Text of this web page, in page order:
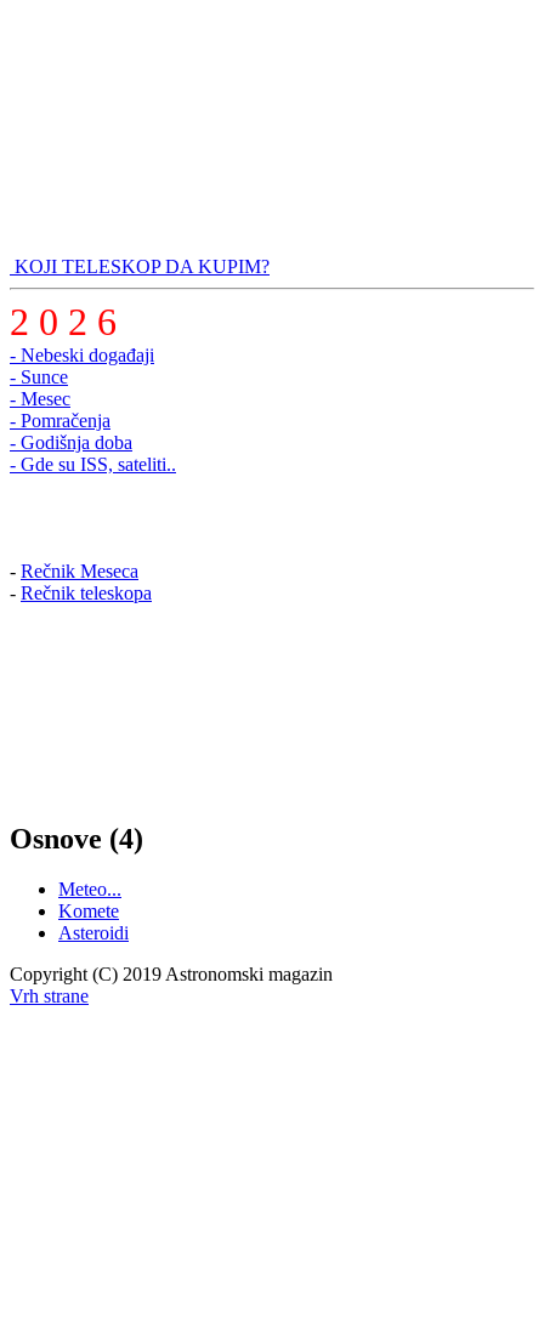
KOJI TELESKOP DA KUPIM?
2 0 2 6
- Nebeski događaji
- Sunce
- Mesec
- Pomračenja
- Godišnja doba
- Gde su ISS, sateliti..
- Rečnik Meseca
- Rečnik teleskopa
Osnove (4)
Meteo...
Komete
Asteroidi
Copyright (C) 2019 Astronomski magazin
Vrh strane